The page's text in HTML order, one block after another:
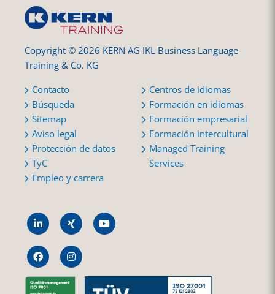
Copyright © 2026 KERN AG IKL Business Language
Training & Co. KG
Contacto
Búsqueda
Sitemap
Aviso legal
Protección de datos
TyC
Empleo y carrera
Centros de idiomas
Formación en idiomas
Formación empresarial
Formación intercultural
Managed Training
Services